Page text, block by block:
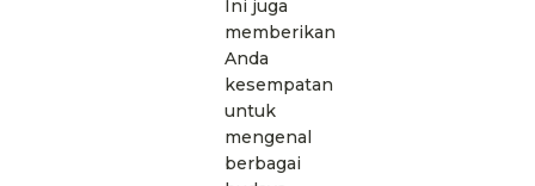
Ini juga
memberikan
Anda
kesempatan
untuk
mengenal
berbagai